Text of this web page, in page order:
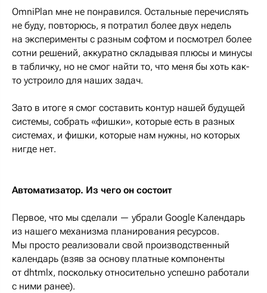
OmniPlan мне не понравился. Остальные перечислять
не буду, повторюсь, я потратил более двух недель
на эксперименты с разным софтом и посмотрел более
сотни решений, аккуратно складывая плюсы и минусы
в табличку, но не смог найти то, что меня бы хоть как-
то устроило для наших задач.
Зато в итоге я смог составить контур нашей будущей
системы, собрать «фишки», которые есть в разных
системах, и фишки, которые нам нужны, но которых
нигде нет.
Автоматизатор. Из чего он состоит
Первое, что мы сделали — убрали Google Календарь
из нашего механизма планирования ресурсов.
Мы просто реализовали свой производственный
календарь (взяв за основу платные компоненты
от dhtmlx, поскольку относительно успешно работали
с ними ранее).